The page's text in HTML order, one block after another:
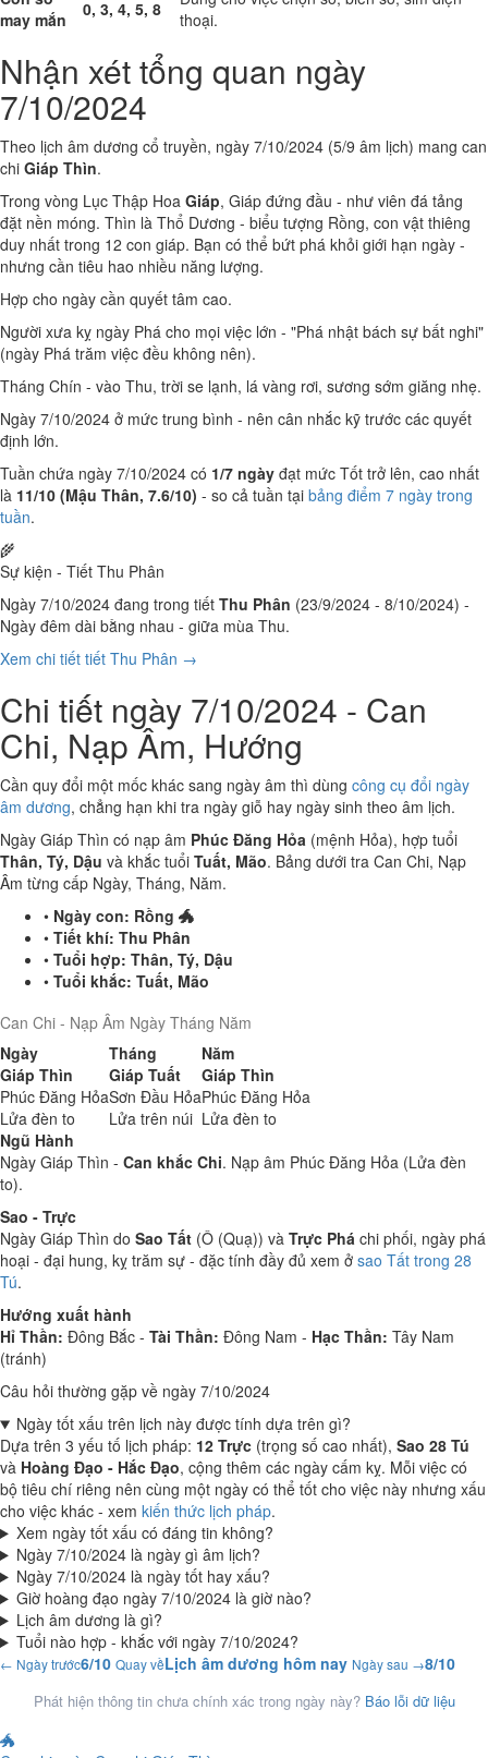
may mắn
0, 3, 4, 5, 8
thoại.
Nhận xét tổng quan ngày
7/10/2024
Theo lịch âm dương cổ truyền, ngày 7/10/2024 (5/9 âm lịch) mang can
chi Giáp Thìn.
Trong vòng Lục Thập Hoa Giáp, Giáp đứng đầu - như viên đá tảng
đặt nền móng. Thìn là Thổ Dương - biểu tượng Rồng, con vật thiêng
duy nhất trong 12 con giáp. Bạn có thể bứt phá khỏi giới hạn ngày -
nhưng cần tiêu hao nhiều năng lượng.
Hợp cho ngày cần quyết tâm cao.
Người xưa kỵ ngày Phá cho mọi việc lớn - "Phá nhật bách sự bất nghi"
(ngày Phá trăm việc đều không nên).
Tháng Chín - vào Thu, trời se lạnh, lá vàng rơi, sương sớm giăng nhẹ.
Ngày 7/10/2024 ở mức trung bình - nên cân nhắc kỹ trước các quyết
định lớn.
Tuần chứa ngày 7/10/2024 có 1/7 ngày đạt mức Tốt trở lên, cao nhất
là 11/10 (Mậu Thân, 7.6/10) - so cả tuần tại bảng điểm 7 ngày trong
tuần.
🌾
Sự kiện - Tiết Thu Phân
Ngày 7/10/2024 đang trong tiết Thu Phân (23/9/2024 - 8/10/2024) -
Ngày đêm dài bằng nhau - giữa mùa Thu.
Xem chi tiết tiết Thu Phân →
Chi tiết ngày 7/10/2024 - Can
Chi, Nạp Âm, Hướng
Cần quy đổi một mốc khác sang ngày âm thì dùng công cụ đổi ngày
âm dương, chẳng hạn khi tra ngày giỗ hay ngày sinh theo âm lịch.
Ngày Giáp Thìn có nạp âm Phúc Đăng Hỏa (mệnh Hỏa), hợp tuổi
Thân, Tý, Dậu và khắc tuổi Tuất, Mão. Bảng dưới tra Can Chi, Nạp
Âm từng cấp Ngày, Tháng, Năm.
• Ngày con: Rồng 🐲
• Tiết khí: Thu Phân
• Tuổi hợp: Thân, Tý, Dậu
• Tuổi khắc: Tuất, Mão
Can Chi - Nạp Âm Ngày Tháng Năm
Ngày
Tháng
Năm
Giáp Thìn
Giáp Tuất
Giáp Thìn
Phúc Đăng HỏaSơn Đầu HỏaPhúc Đăng Hỏa
Lửa đèn to
Lửa trên núi Lửa đèn to
Ngũ Hành
Ngày Giáp Thìn - Can khắc Chi. Nạp âm Phúc Đăng Hỏa (Lửa đèn
to).
Sao - Trực
Ngày Giáp Thìn do Sao Tất (Ô (Quạ)) và Trực Phá chi phối, ngày phá
hoại - đại hung, kỵ trăm sự - đặc tính đầy đủ xem ở sao Tất trong 28
Tú.
Hướng xuất hành
Hỉ Thần: Đông Bắc - Tài Thần: Đông Nam - Hạc Thần: Tây Nam
(tránh)
Câu hỏi thường gặp về ngày 7/10/2024
Ngày tốt xấu trên lịch này được tính dựa trên gì?
Dựa trên 3 yếu tố lịch pháp: 12 Trực (trọng số cao nhất), Sao 28 Tú
và Hoàng Đạo - Hắc Đạo, cộng thêm các ngày cấm kỵ. Mỗi việc có
bộ tiêu chí riêng nên cùng một ngày có thể tốt cho việc này nhưng xấu
cho việc khác - xem kiến thức lịch pháp.
Xem ngày tốt xấu có đáng tin không?
Ngày 7/10/2024 là ngày gì âm lịch?
Ngày 7/10/2024 là ngày tốt hay xấu?
Giờ hoàng đạo ngày 7/10/2024 là giờ nào?
Lịch âm dương là gì?
Tuổi nào hợp - khắc với ngày 7/10/2024?
← Ngày trước6/10 Quay vềLịch âm dương hôm nay Ngày sau →8/10
Phát hiện thông tin chưa chính xác trong ngày này? Báo lỗi dữ liệu
🐲